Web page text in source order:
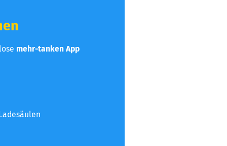
mehr-tanken App